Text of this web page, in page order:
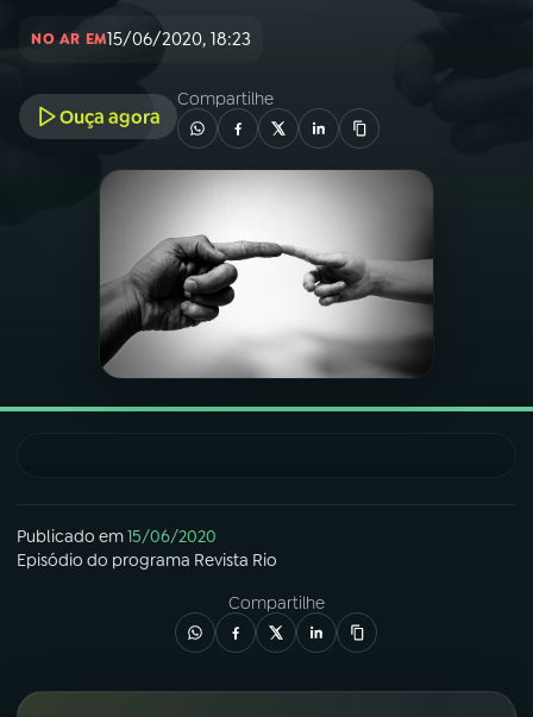
02A RÁDIO
03PROGRAMAÇÃO
PODCASTS
VIDEOCASTS
ACOMPANHE A RÁDIO NACIONAL
Facebook
NO AR EM15/06/2020, 18:23
Ouça agora
Compartilhe
Publicado em15/06/2020
Episódio do programa Revista Rio
Compartilhe